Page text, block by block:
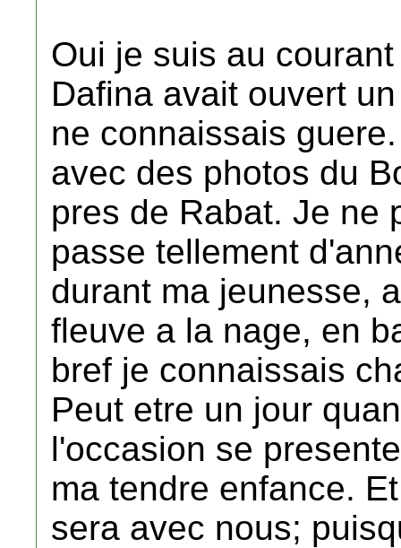
Oui je suis au
Dafina avait ouvert
ne connaissais
avec des photos du
pres de Rabat. Je ne
passe tellement
durant ma jeunesse,
fleuve a la nage, en
bref je connaissais
Peut etre un jour
l'occasion se
ma tendre enfance.
sera avec nous;